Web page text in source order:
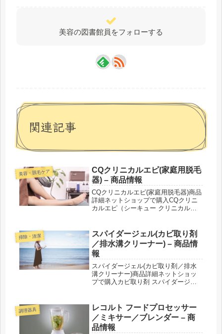
美容の図書館員をフォローする
関連記事
美容・脱毛ケア
CQクリニカルエピ(家庭用脱毛
器) – 商品情報
CQクリニカルエピ(家庭用脱毛器)商品
詳細ネットショップで購入CQクリニ
カルエピ（シーキュー クリニカルエ
掃除・清潔
スパイダージェル(カビ取り剤
／排水溝クリーナー) – 商品情
報
スパイダージェル(カビ取り剤／排水
溝クリーナー)商品詳細ネットショッ
プで購入カビ取り剤 スパイダージェ
調理器具
レコルト フードプロセッサー
／ミキサー／ブレンダー – 商
品情報